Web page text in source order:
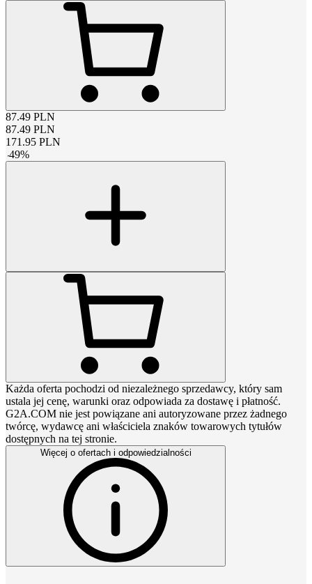
87.49 PLN
87.49 PLN
171.95 PLN
-49%
Każda oferta pochodzi od niezależnego sprzedawcy, który sam
ustala jej cenę, warunki oraz odpowiada za dostawę i płatność.
G2A.COM nie jest powiązane ani autoryzowane przez żadnego
twórcę, wydawcę ani właściciela znaków towarowych tytułów
dostępnych na tej stronie.
Więcej o ofertach i odpowiedzialności